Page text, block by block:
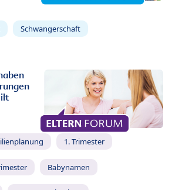
Schwangerschaft
1. Trimester
Babynamen